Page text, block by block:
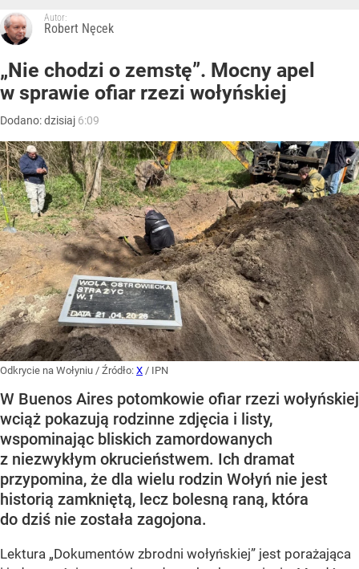
Autor:
Robert Nęcek
„Nie chodzi o zemstę”. Mocny apel
w sprawie ofiar rzezi wołyńskiej
Dodano:dzisiaj 6:09
Odkrycie na Wołyniu / Źródło: X / IPN
W Buenos Aires potomkowie ofiar rzezi wołyńskiej
wciąż pokazują rodzinne zdjęcia i listy,
wspominając bliskich zamordowanych
z niezwykłym okrucieństwem. Ich dramat
przypomina, że dla wielu rodzin Wołyń nie jest
historią zamkniętą, lecz bolesną raną, która
do dziś nie została zagojona.
Lektura „Dokumentów zbrodni wołyńskiej” jest porażająca